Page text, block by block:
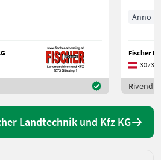
Anno
Fischer
3073
Landtechnik und Kfz KG